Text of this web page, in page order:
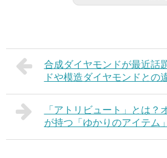
合成ダイヤモンドが最近話
ドや模造ダイヤモンドとの
「アトリビュート」とは？
が持つ「ゆかりのアイテム」